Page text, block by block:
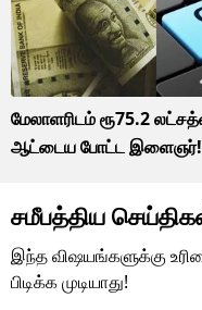
மேலாளரிடம் ரூ75.2
ஆட்டைய போட்ட இளைஞர்!
சமீபத்திய
இந்த விஷயங்களுக்கு
பிடிக்க முடியாது!